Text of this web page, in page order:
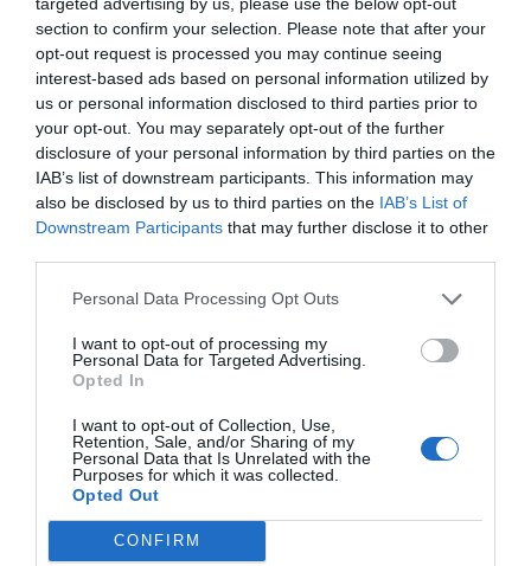
section to confirm your selection. Please note that after your
opt-out request is processed you may continue seeing
interest-based ads based on personal information utilized by
us or personal information disclosed to third parties prior to
your opt-out. You may separately opt-out of the further
disclosure of your personal information by third parties on the
IAB’s list of downstream participants. This information may
also be disclosed by us to third parties on the IAB’s List of
Downstream Participants that may further disclose it to other
Personal Data Processing Opt Outs
I want to opt-out of processing my
Personal Data for Targeted Advertising.
Opted In
I want to opt-out of Collection, Use,
Retention, Sale, and/or Sharing of my
Personal Data that Is Unrelated with the
Purposes for which it was collected.
Opted Out
CONFIRM
Ανώνυμος
30/05 - 09:11
.
SSSSSSSSSSSS ΟΛΟΙ ΟΙ ΤΥΧΑΡΠΑΣΤΟΙ
ΦΕΡΑΝΕ αναπτυξη..προοοδο !!!!!! αυτο ειναι
προοδος!!!!ΟΤΑΝ ΒΑΦΤΙΖΕΙΣ ΤΙΣ ΒΛΑΚΕΙΕΣ
Φίλιππος
29/05 - 20:46
;
Πάλι τα ίδια θα λέμε; Σε όλες τις εισόδους
του νησιού το πρώτο πράγμα που φαίνεται
είναι η ανικανότητα μας. Αλλά ναι, φταίνε
οι ..... επαγγελματίες οδηγοί.